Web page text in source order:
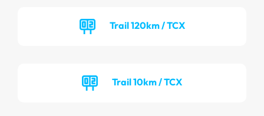
Trail 120km / TCX
Trail 10km / TCX